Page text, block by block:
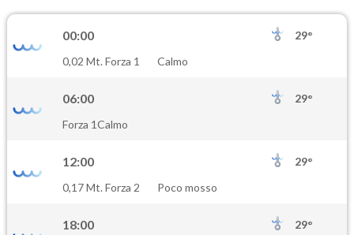
(Diossido di azoto)
PM10
PM25
00:00
29°
0,02 Mt. Forza 1
Calmo
06:00
29°
Forza 1Calmo
12:00
29°
0,17 Mt. Forza 2
Poco mosso
18:00
29°